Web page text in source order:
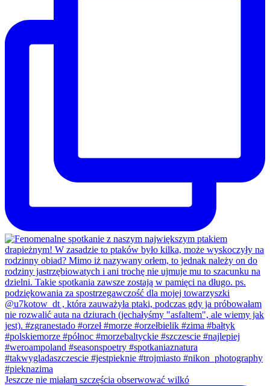
Jeszcze nie miałam szczęścia obserwować wilkó